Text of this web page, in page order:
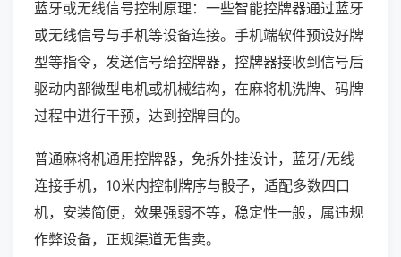
蓝牙或无线信号控制原理：一些智能控牌器通过蓝牙
或无线信号与手机等设备连接。手机端软件预设好牌
型等指令，发送信号给控牌器，控牌器接收到信号后
驱动内部微型电机或机械结构，在麻将机洗牌、码牌
过程中进行干预，达到控牌目的。
普通麻将机通用控牌器，免拆外挂设计，蓝牙/无线
连接手机，10米内控制牌序与骰子，适配多数四口
机，安装简便，效果强弱不等，稳定性一般，属违规
作弊设备，正规渠道无售卖。